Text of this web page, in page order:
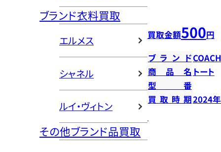
ブランド衣料買取
エルメス
シャネル
ルイ・ヴィトン
その他ブランド品買取
買取金額500円
ブランドCOACH
商品名 トート
型番
買取時期2024